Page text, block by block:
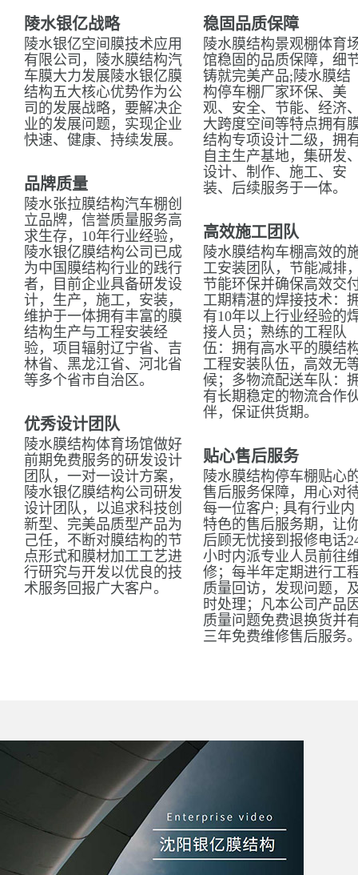
陵水银亿战略
陵水银亿空间膜技术应用
有限公司，陵水膜结构汽
车膜大力发展陵水银亿膜
结构五大核心优势作为公
司的发展战略，要解决企
业的发展问题，实现企业
快速、健康、持续发展。
品牌质量
陵水张拉膜结构汽车棚创
立品牌，信誉质量服务高
求生存，10年行业经验，
陵水银亿膜结构公司已成
为中国膜结构行业的践行
者，目前企业具备研发设
计，生产，施工，安装，
维护于一体拥有丰富的膜
结构生产与工程安装经
验，项目辐射辽宁省、吉
林省、黑龙江省、河北省
等多个省市自治区。
优秀设计团队
陵水膜结构体育场馆做好
前期免费服务的研发设计
团队，一对一设计方案，
陵水银亿膜结构公司研发
设计团队，以追求科技创
新型、完美品质型产品为
己任，不断对膜结构的节
点形式和膜材加工工艺进
行研究与开发以优良的技
术服务回报广大客户。
稳固品质保障
陵水膜结构景观棚体育
馆稳固的品质保障，细
铸就完美产品;陵水膜结
构停车棚厂家环保、美
观、安全、节能、经济
大跨度空间等特点拥有
结构专项设计二级，拥
自主生产基地，集研发
设计、制作、施工、安
装、后续服务于一体。
高效施工团队
陵水膜结构车棚高效的
工安装团队，节能减排
节能环保并确保高效交
工期精湛的焊接技术：
有10年以上行业经验的
接人员；熟练的工程队
伍：拥有高水平的膜结
工程安装队伍，高效无
候；多物流配送车队：
有长期稳定的物流合作
伴，保证供货期。
贴心售后服务
陵水膜结构停车棚贴心
售后服务保障，用心对
每一位客户; 具有行业内
特色的售后服务期，让
后顾无忧接到报修电话
小时内派专业人员前往
修；每半年定期进行工
质量回访，发现问题，
时处理；凡本公司产品
质量问题免费退换货并
三年免费维修售后服务